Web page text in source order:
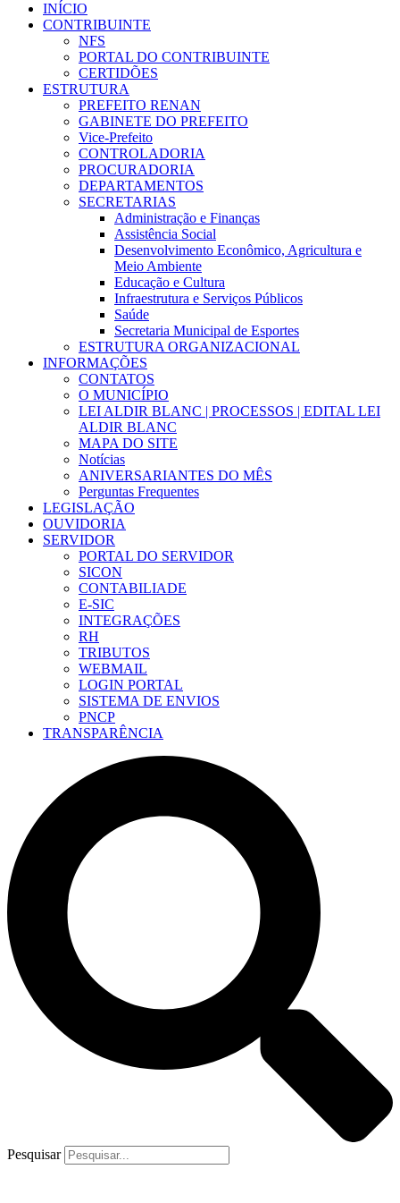
INÍCIO
CONTRIBUINTE
NFS
PORTAL DO CONTRIBUINTE
CERTIDÕES
ESTRUTURA
PREFEITO RENAN
GABINETE DO PREFEITO
Vice-Prefeito
CONTROLADORIA
PROCURADORIA
DEPARTAMENTOS
SECRETARIAS
Administração e Finanças
Assistência Social
Desenvolvimento Econômico, Agricultura e
Meio Ambiente
Educação e Cultura
Infraestrutura e Serviços Públicos
Saúde
Secretaria Municipal de Esportes
ESTRUTURA ORGANIZACIONAL
INFORMAÇÕES
CONTATOS
O MUNICÍPIO
LEI ALDIR BLANC | PROCESSOS | EDITAL LEI
ALDIR BLANC
MAPA DO SITE
Notícias
ANIVERSARIANTES DO MÊS
Perguntas Frequentes
LEGISLAÇÃO
OUVIDORIA
SERVIDOR
PORTAL DO SERVIDOR
SICON
CONTABILIADE
E-SIC
INTEGRAÇÕES
RH
TRIBUTOS
WEBMAIL
LOGIN PORTAL
SISTEMA DE ENVIOS
PNCP
TRANSPARÊNCIA
Pesquisar